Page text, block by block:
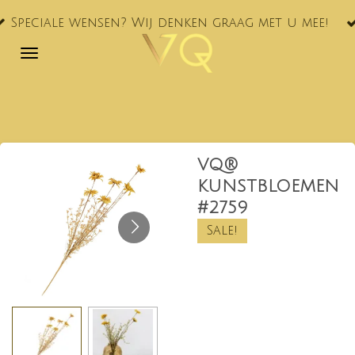
Ga
naar
wensen? Wij denken graag met u mee!
VQ®
KUNSTBLOEMEN
#2759
Sale!